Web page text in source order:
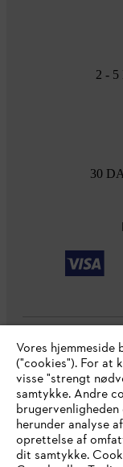
2 -
30
Virksomheden
STIHL FAQ
Vores
("cookies"). For at
visse "strengt
samtykke. Andre
herunder analyse
oprettelse af
dit samtykke.